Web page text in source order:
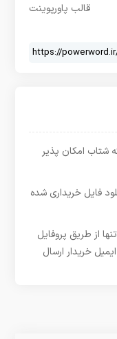
قالب پاورپوینت
شتاب امکان پذیر
فایل خریداری شده
از طریق پروفایل
خریدار ارسال